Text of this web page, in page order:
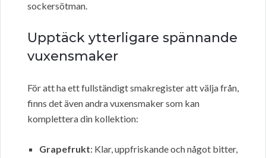
sockersötman.
Upptäck ytterligare spännande
vuxensmaker
För att ha ett fullständigt smakregister att välja från,
finns det även andra vuxensmaker som kan
komplettera din kollektion:
Grapefrukt: Klar, uppfriskande och något bitter,